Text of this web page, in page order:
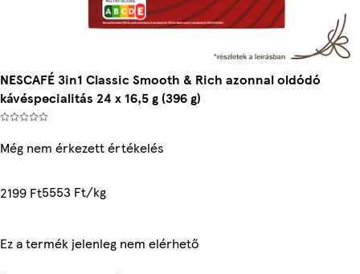
NESCAFÉ 3in1 Classic Smooth & Rich azonnal oldódó
kávéspecialitás 24 x 16,5 g (396 g)
Még nem érkezett értékelés
2199 Ft5553 Ft/kg
Ez a termék jelenleg nem elérhető